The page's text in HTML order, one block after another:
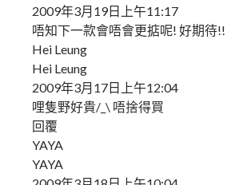
2009年3月19日上午11:17
唔知下一款會唔會更掂呢! 好期待!!
Hei Leung
Hei Leung
2009年3月17日上午12:04
哩隻野好貴/_\ 唔捨得買
回覆
YAYA
YAYA